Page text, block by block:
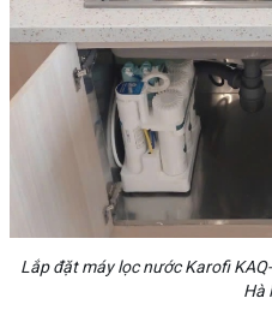
Lắp đặt máy lọc nước Karofi
Hà